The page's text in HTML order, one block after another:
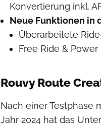
Konvertierung inkl.
Neue Funktionen in
Überarbeitete
Free Ride &
Rouvy Route
Nach einer Testphase
Jahr 2024 hat das